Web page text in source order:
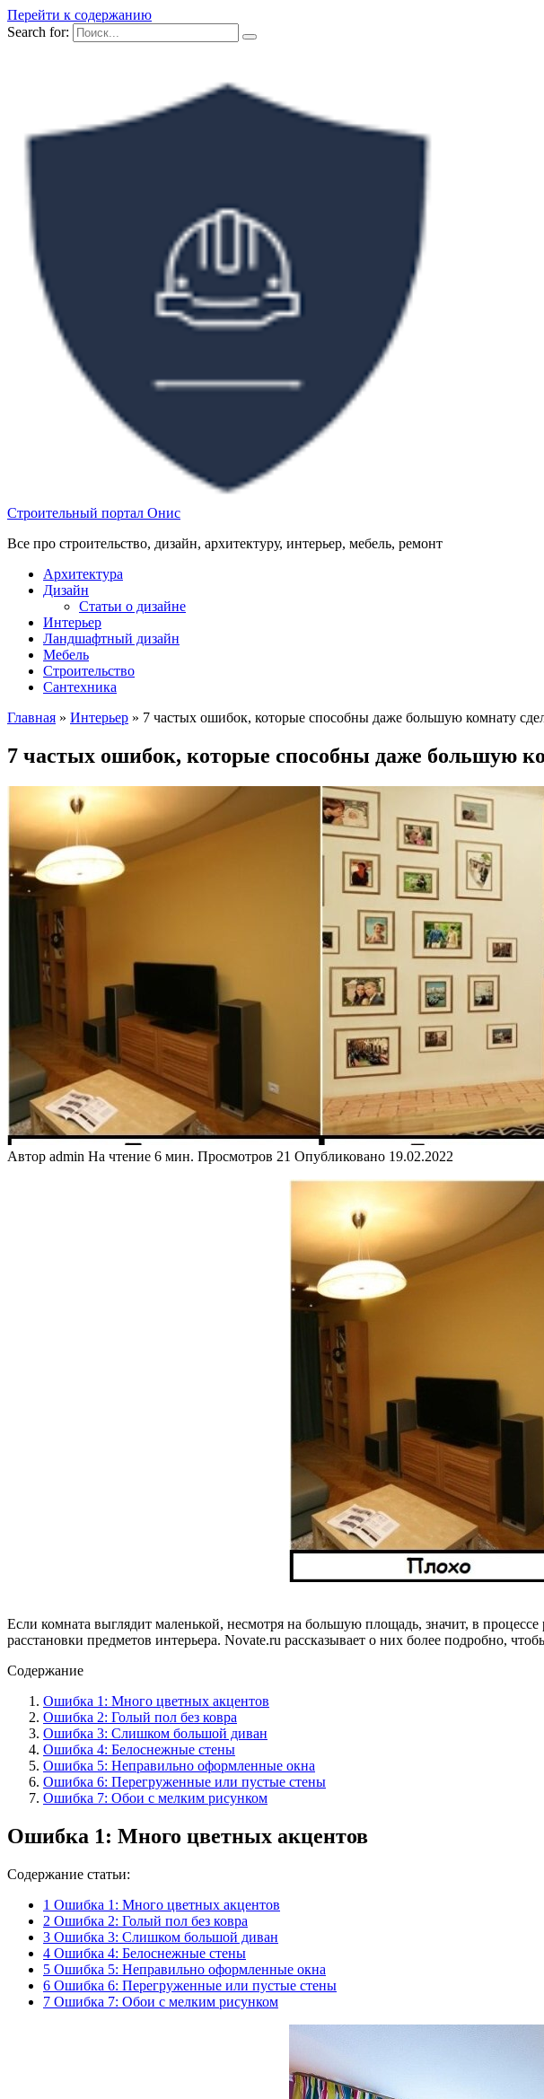
Перейти к содержанию
Search for:
Строительный портал Онис
Все про строительство, дизайн, архитектуру, интерьер, мебель, ремонт
Архитектура
Дизайн
Статьи о дизайне
Интерьер
Ландшафтный дизайн
Мебель
Строительство
Сантехника
Главная » Интерьер » 7 частых ошибок, которые способны даже большую комнату
7 частых ошибок, которые способны даже большую
Автор admin На чтение 6 мин. Просмотров 21 Опубликовано 19.02.2022
Если комната выглядит маленькой, несмотря на большую площадь, значит, в
расстановки предметов интерьера. Novate.ru рассказывает о них более подробно,
Содержание
Ошибка 1: Много цветных акцентов
Ошибка 2: Голый пол без ковра
Ошибка 3: Слишком большой диван
Ошибка 4: Белоснежные стены
Ошибка 5: Неправильно оформленные окна
Ошибка 6: Перегруженные или пустые стены
Ошибка 7: Обои с мелким рисунком
Ошибка 1: Много цветных акцентов
Содержание статьи:
1 Ошибка 1: Много цветных акцентов
2 Ошибка 2: Голый пол без ковра
3 Ошибка 3: Слишком большой диван
4 Ошибка 4: Белоснежные стены
5 Ошибка 5: Неправильно оформленные окна
6 Ошибка 6: Перегруженные или пустые стены
7 Ошибка 7: Обои с мелким рисунком